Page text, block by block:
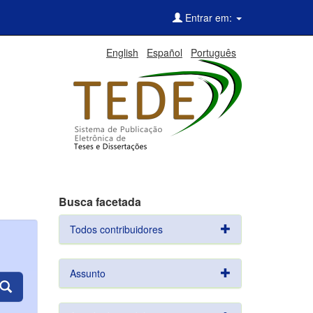
Entrar em:
English Español Português
Busca facetada
Todos contribuidores
Assunto